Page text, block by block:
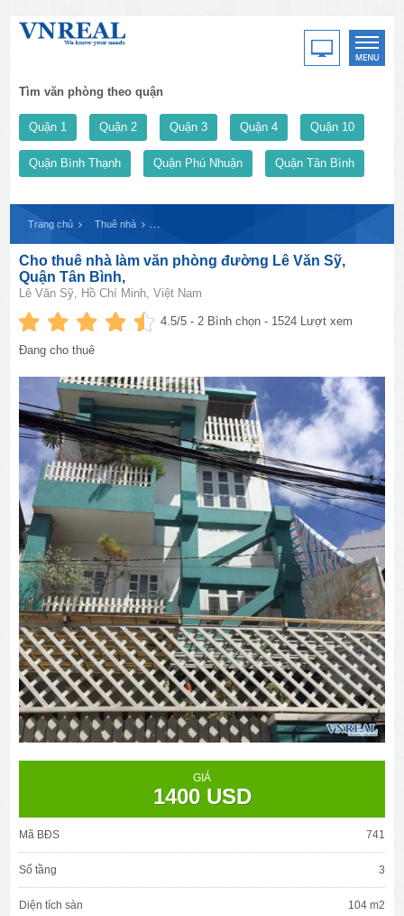
Tìm văn phòng theo quận
Quận 1 Quận 2 Quận 3 Quận 4 Quận 10
Quận Bình Thạnh Quận Phú Nhuận Quận Tân Bình
Trang chủ Thuê nhà
Cho thuê nhà làm văn phòng đường Lê Văn Sỹ,
Quận Tân Bình,
Lê Văn Sỹ, Hồ Chí Minh, Việt Nam
4.5/5 -2 Bình chọn - 1524 Lượt xem
Đang cho thuê
GIÁ
1400 USD
Mã BĐS 741
Số tầng 3
Diện tích sàn 104 m2